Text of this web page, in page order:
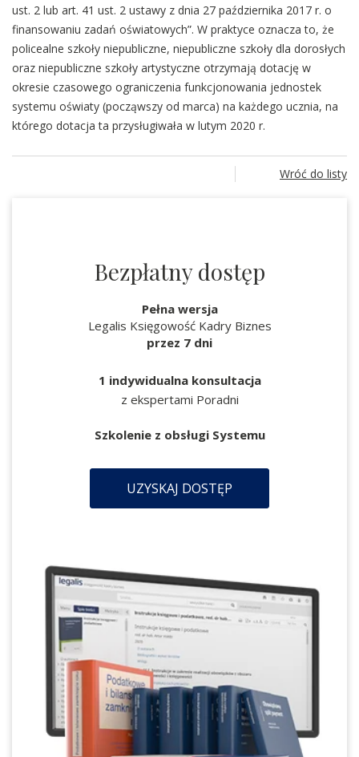
ust. 2 lub art. 41 ust. 2 ustawy z dnia 27 października 2017 r. o
finansowaniu zadań oświatowych”. W praktyce oznacza to, że
policealne szkoły niepubliczne, niepubliczne szkoły dla dorosłych
oraz niepubliczne szkoły artystyczne otrzymają dotację w
okresie czasowego ograniczenia funkcjonowania jednostek
systemu oświaty (począwszy od marca) na każdego ucznia, na
którego dotacja ta przysługiwała w lutym 2020 r.
Wróć do listy
Bezpłatny dostęp
Pełna wersja
Legalis Księgowość Kadry Biznes
przez 7 dni
1 indywidualna konsultacja
z ekspertami Poradni
Szkolenie z obsługi Systemu
UZYSKAJ DOSTĘP